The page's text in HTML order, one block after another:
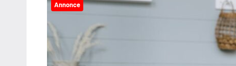
Annonce